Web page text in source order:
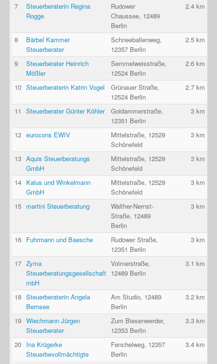
7
Steuerberaterin Regina
Rogge
Rudower
Chaussee, 12489
Berlin
2.4 km
8
Bärbel Kammer
Steuerberater
Schneeballenweg,
12357 Berlin
2.5 km
9
Steuerberater Heinrich
Mößler
Semmelweisstraße,
12524 Berlin
2.6 km
10 Steuerberaterin Katrin Vogel
Grünauer Straße,
12524 Berlin
2.7 km
11 Steuerberater Günter Köhler
Goldammerstraße,
12351 Berlin
3 km
12 eurocons EWIV
Mittelstraße, 12529
Schönefeld
3 km
13 Aquis Steuerberatungs
GmbH
Mittelstraße, 12529
Schönefeld
3 km
14 Kalus und Winkelmann
GmbH
Mittelstraße, 12529
Schönefeld
3 km
15 martini Steuerberatung
Walther-Nernst-
Straße, 12489
Berlin
3 km
16 Fuhrmann und Baesche
Rudower Straße,
12351 Berlin
3 km
17 Zyma
Steuerberatungsgesellschaft
mbH
Volmerstraße,
12489 Berlin
3.1 km
18 Steuerberaterin Angela
Bernsee
Am Studio, 12489
Berlin
3.2 km
19 Wiechmann Jürgen
Steuerberater
Zum Biesenwerder,
12353 Berlin
3.3 km
20 Ina Krügerke
Steuerbevollmächtigte
Fenchelweg, 12357
Berlin
3.4 km